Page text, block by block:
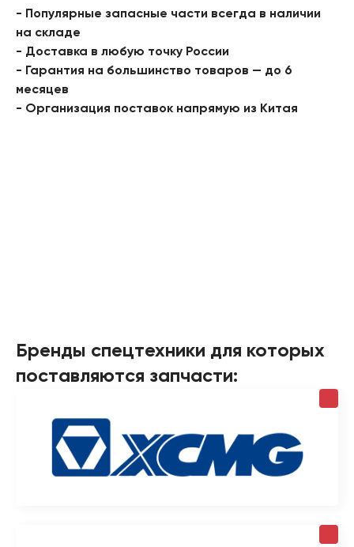
- Популярные запасные части всегда в наличии
на складе
- Доставка в любую точку России
- Гарантия на большинство товаров — до 6
месяцев
- Организация поставок напрямую из Китая
Бренды спецтехники для которых
поставляются запчасти: